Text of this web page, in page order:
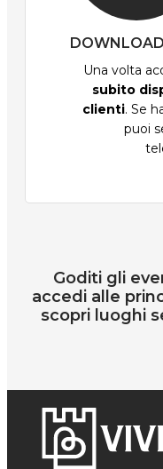
Una volta
subito
clienti. Se
puoi
Goditi gli
accedi alle
scopri luoghi